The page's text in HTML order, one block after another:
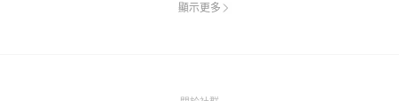
顯示更多